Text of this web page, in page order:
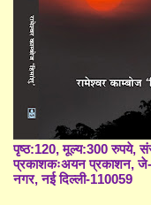
पृष्ठ:120, मूल्य:300 रुपये,
प्रकाशकःअयन प्रकाशन, जे-
नगर, नई दिल्ली-110059